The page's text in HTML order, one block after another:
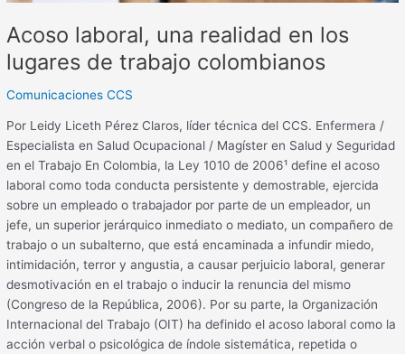
Acoso laboral, una realidad en los
lugares de trabajo colombianos
Comunicaciones CCS
Por Leidy Liceth Pérez Claros, líder técnica del CCS. Enfermera /
Especialista en Salud Ocupacional / Magíster en Salud y Seguridad
en el Trabajo En Colombia, la Ley 1010 de 2006¹ define el acoso
laboral como toda conducta persistente y demostrable, ejercida
sobre un empleado o trabajador por parte de un empleador, un
jefe, un superior jerárquico inmediato o mediato, un compañero de
trabajo o un subalterno, que está encaminada a infundir miedo,
intimidación, terror y angustia, a causar perjuicio laboral, generar
desmotivación en el trabajo o inducir la renuncia del mismo
(Congreso de la República, 2006). Por su parte, la Organización
Internacional del Trabajo (OIT) ha definido el acoso laboral como la
acción verbal o psicológica de índole sistemática, repetida o